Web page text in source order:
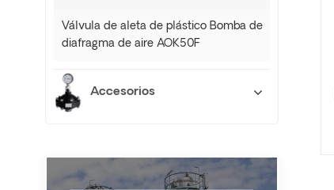
Válvula de aleta de plástico Bomba de
diafragma de aire AOK50F
Accesorios